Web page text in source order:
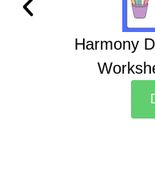
Harmony